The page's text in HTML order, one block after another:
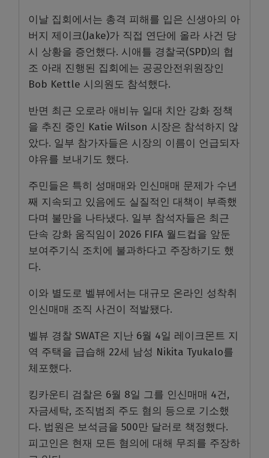
이날 집회에서는 총격 피해를 입은 신생아의 아
버지 제이크(Jake)가 직접 연단에 올라 사건 당
시 상황을 증언했다. 시애틀 경찰국(SPD)의 협
조 아래 진행된 집회에는 공공안전위원장인
Bob Kettle 시의원도 참석했다.
반면 최근 오로라 애비뉴 일대 치안 강화 정책
을 추진 중인 Katie Wilson 시장은 참석하지 않
았다. 일부 참가자들은 시장의 이름이 언급되자
야유를 보내기도 했다.
주민들은 특히 성매매와 인신매매 문제가 수년
째 지속되고 있음에도 실질적인 대책이 부족했
다며 불만을 나타냈다. 일부 참석자들은 최근
단속 강화 움직임이 2026 FIFA 월드컵을 앞둔
보여주기식 조치에 불과하다고 주장하기도 했
다.
이와 별도로 벨뷰에서는 대규모 온라인 성착취
인신매매 조직 사건이 적발됐다.
벨뷰 경찰 SWAT은 지난 6월 4일 레이크몬트 지
역 주택을 급습해 22세 남성 Nikita Tyukalo를
체포했다.
킹카운티 검찰은 6월 8일 그를 인신매매 4건,
자금세탁, 조직범죄 주도 혐의 등으로 기소했
다. 법원은 보석금을 500만 달러로 책정했다.
피고인은 현재 모든 혐의에 대해 무죄를 주장하